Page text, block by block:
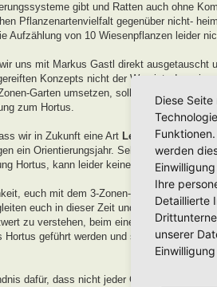
gibt und Ratten auch ohne
Pflanzenartenvielfalt gegenüber nicht-
Aufzählung von 10 Wiesenpflanzen leider
uns mit Markus Gastl direkt ausgetauscht
Konzepts nicht der Weg ist, den wir
Garten umsetzen, sollen mit recht
zum Hortus.
wir in Zukunft eine Art Lehr- und
ein Orientierungsjahr. Sehen wir in dieser
Hortus, kann leider keine Auszeichnung
euch mit dem 3-Zonen-Modell
euch in dieser Zeit und werden euch
zu verstehen, beim einen mag es
geführt werden und sich nach Jahren
dafür, dass nicht jeder Garten den "
Diese
werden
Ihre
Detaillierte
unserer